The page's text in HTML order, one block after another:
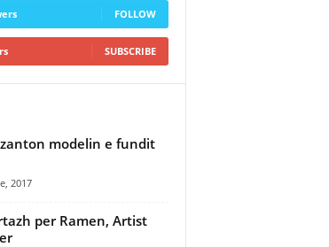
FOLLOW
SUBSCRIBE
modelin e fundit
2017
per Ramen, Artist